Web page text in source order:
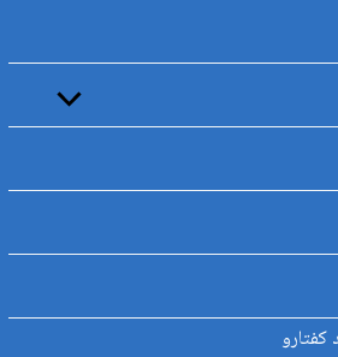
القائمة
كفتارو